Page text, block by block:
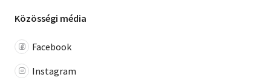
Közösségi média
Facebook
Instagram